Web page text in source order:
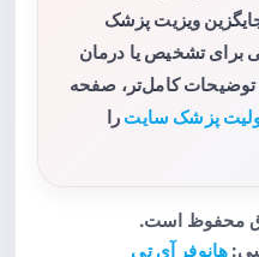
ویزیت پزشک
برای تشخیص یا درمان
توضیحات کامل‌تر، صفحه
پزشک سایت را
هانوفر آی تی